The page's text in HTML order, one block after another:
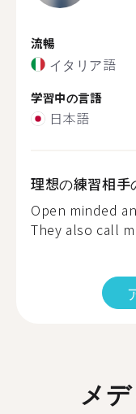
流暢
イタリア語
学習中の言語
日本語
理想の練習相手
Open minded
They also call
メ